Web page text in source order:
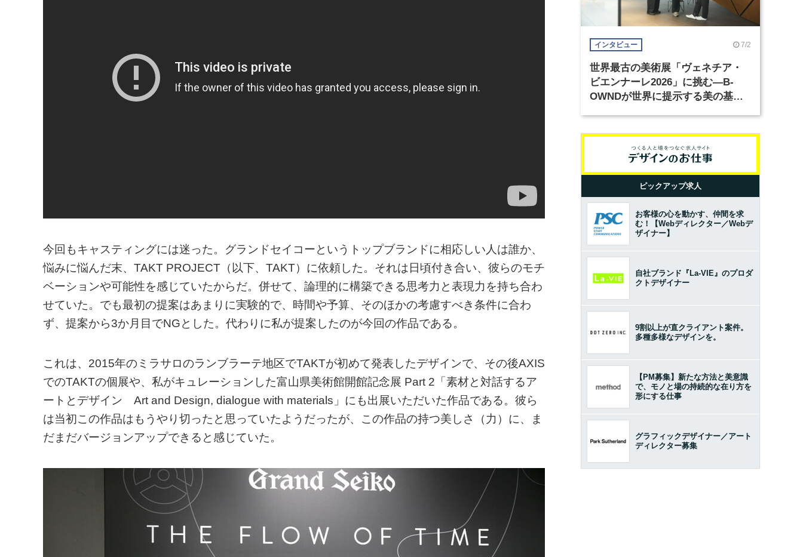
今回もキャスティングには迷った。グランドセイコーというトップブランドに相応しい人は誰か、
悩みに悩んだ末、TAKT PROJECT（以下、TAKT）に依頼した。それは日頃付き合い、彼らのモチ
ベーションや可能性を感じていたからだ。併せて、論理的に構築できる思考力と表現力を持ち合わ
せていた。でも最初の提案はあまりに実験的で、時間や予算、そのほかの考慮すべき条件に合わ
ず、提案から3か月目でNGとした。代わりに私が提案したのが今回の作品である。
これは、2015年のミラサロのランブラーテ地区でTAKTが初めて発表したデザインで、その後AXIS
でのTAKTの個展や、私がキュレーションした富山県美術館開館記念展 Part 2「素材と対話するア
ートとデザイン Art and Design, dialogue with materials」にも出展いただいた作品である。彼ら
は当初この作品はもうやり切ったと思っていたようだったが、この作品の持つ美しさ（力）に、ま
だまだバージョンアップできると感じていた。
インタビュー 7/2
世界最古の美術展「ヴェネチア・
ビエンナーレ2026」に挑む―B-
OWNDが世界に提示する美の基準
ピックアップ求人
お客様の心を動かす、仲間を求
む！【Webディレクター／Webデ
ザイナー】
自社ブランド『La-VIE』のプロダ
クトデザイナー
9割以上が直クライアント案件。
多種多様なデザインを。
【PM募集】新たな方法と美意識
で、モノと場の持続的な在り方を
形にする仕事
グラフィックデザイナー／アート
ディレクター募集